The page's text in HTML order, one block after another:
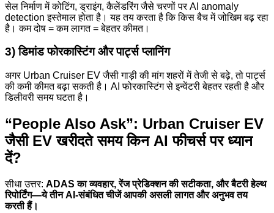
सेल निर्माण में कोटिंग, ड्राइंग, कैलेंडरिंग जैसे चरणों पर AI anomaly
detection इस्तेमाल होता है। यह तय करता है कि किस बैच में जोखिम बढ़ रहा
है। कम दोष = कम लागत = बेहतर कीमत।
3) डिमांड फोरकास्टिंग और पार्ट्स प्लानिंग
अगर Urban Cruiser EV जैसी गाड़ी की मांग शहरों में तेजी से बढ़े, तो पार्ट्स
की कमी कीमत बढ़ा सकती है। AI फोरकास्टिंग से इन्वेंटरी बेहतर रहती है और
डिलीवरी समय घटता है।
“People Also Ask”: Urban Cruiser EV
जैसी EV खरीदते समय किन AI फीचर्स पर ध्यान
दें?
सीधा उत्तर: ADAS का व्यवहार, रेंज प्रेडिक्शन की सटीकता, और बैटरी हेल्थ
रिपोर्टिंग—ये तीन AI-संबंधित चीजें आपकी असली लागत और अनुभव तय
करती हैं।